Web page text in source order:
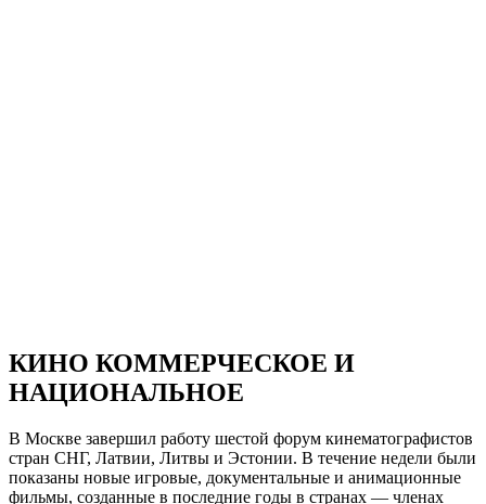
КИНО КОММЕРЧЕСКОЕ И
НАЦИОНАЛЬНОЕ
В Москве завершил работу шестой форум кинематографистов
стран СНГ, Латвии, Литвы и Эстонии. В течение недели были
показаны новые игровые, документальные и анимационные
фильмы, созданные в последние годы в странах — членах